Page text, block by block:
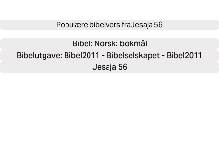
Populære bibelvers fraJesaja 56
Bibel: Norsk: bokmål
Bibelutgave: Bibel2011 - Bibelselskapet - Bibel2011
Jesaja 56